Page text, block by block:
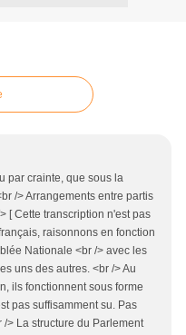
par crainte, que sous la
/> Arrangements entre partis
[ Cette transcription n'est pas
raisonnons en fonction
Nationale <br /> avec les
uns des autres. <br /> Au
ils fonctionnent sous forme
pas suffisamment su. Pas
> La structure du Parlement